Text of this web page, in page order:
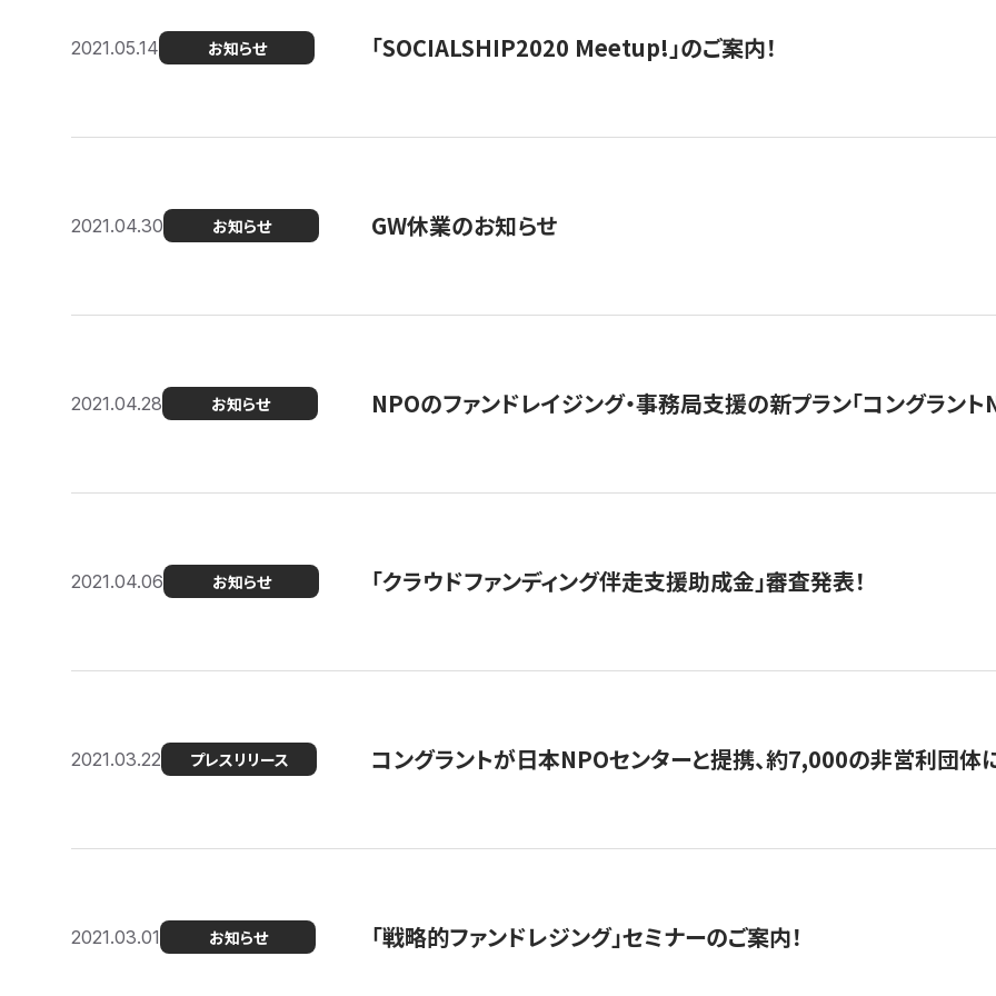
2021.05.14 お知らせ 「SOCIALSHIP2020 Meetup!」のご案内！
2021.04.30 お知らせ GW休業のお知らせ
2021.04.28 お知らせ NPOのファンドレイジング・事務局支援の新プラン「コングラント
2021.04.06 お知らせ 「クラウドファンディング伴走支援助成金」審査発表！
2021.03.22 プレスリリース コングラントが日本NPOセンターと提携、約7,000の非営利団体
2021.03.01 お知らせ 「戦略的ファンドレジング」セミナーのご案内！